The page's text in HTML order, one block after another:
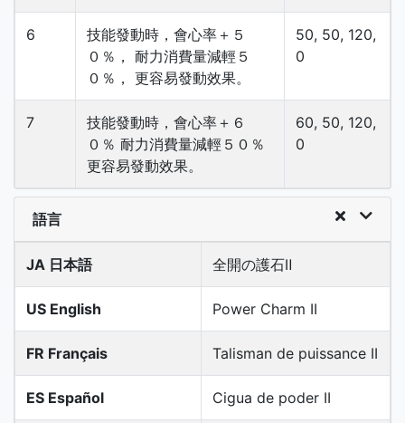
6
技能發動時，會心率＋５
０％， 耐力消費量減輕５
０％， 更容易發動效果。
50, 50, 120,
0
7
技能發動時，會心率＋６
０％ 耐力消費量減輕５０％
更容易發動效果。
60, 50, 120,
0
語言
JA 日本語 全開の護石Ⅱ
US English Power Charm II
FR Français Talisman de puissance II
ES Español Cigua de poder II